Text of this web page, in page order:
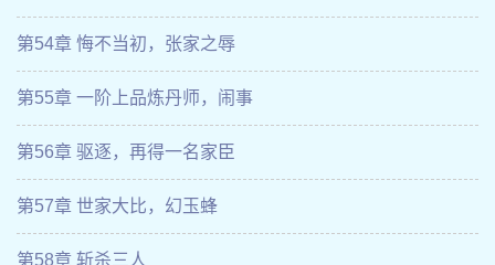
第54章 悔不当初，张家之辱
第55章 一阶上品炼丹师，闹事
第56章 驱逐，再得一名家臣
第57章 世家大比，幻玉蜂
第58章 斩杀三人